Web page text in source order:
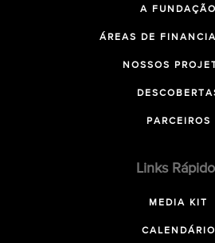
A FUNDAÇÃO
ÁREAS DE
NOSSOS
PARCEIROS
Links
MEDIA KIT
CALENDÁRIO